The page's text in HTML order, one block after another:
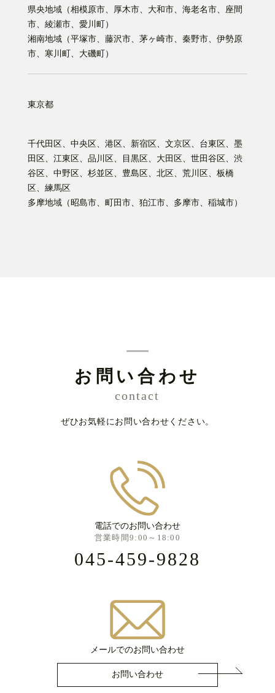
県央地域（相模原市、厚木市、大和市、海老名市、座間
市、綾瀬市、愛川町）
湘南地域（平塚市、藤沢市、茅ヶ崎市、秦野市、伊勢原
市、寒川町、大磯町）
東京都
千代田区、中央区、港区、新宿区、文京区、台東区、墨
田区、江東区、品川区、目黒区、大田区、世田谷区、渋
谷区、中野区、杉並区、豊島区、北区、荒川区、板橋
区、練馬区
多摩地域（昭島市、町田市、狛江市、多摩市、稲城市）
お問い合わせ
contact
ぜひお気軽にお問い合わせください。
電話でのお問い合わせ
営業時間9:00～18:00
045-459-9828
メールでのお問い合わせ
お問い合わせ